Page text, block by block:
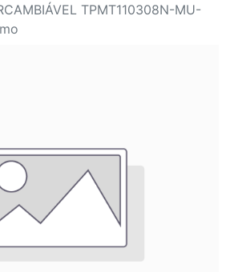
TPMT110308N-MU-